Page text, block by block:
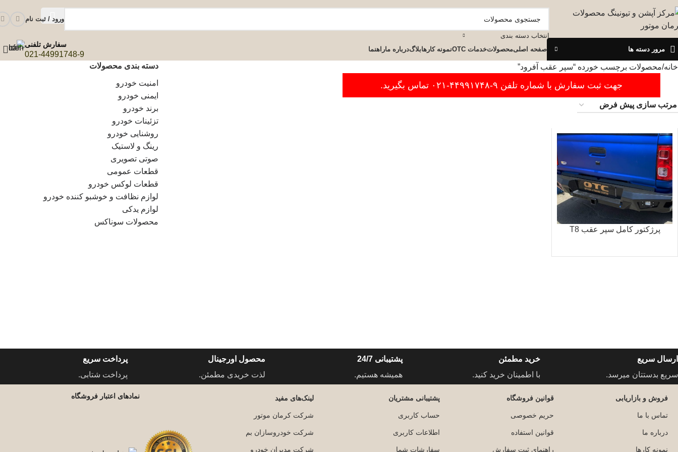
انتخاب دسته بندی
ورود / ثبت نام
مرور دسته ها صفحه اصلیمحصولاتخدمات OTC نمونه کارهابلاگدرباره ماراهنما
سفارش تلفنی
021-44991748-9
خانه محصولات برچسب خورده “سپر عقب آفرود”
جهت ثبت سفارش با شماره تلفن ۹-۴۴۹۹۱۷۴۸-۰۲۱ تماس بگیرید.
پرژکتور کامل سپر عقب T8
دسته بندی محصولات
امنیت خودرو
ایمنی خودرو
برند خودرو
تزئینات خودرو
روشنایی خودرو
رینگ و لاستیک
صوتی تصویری
قطعات عمومی
قطعات لوکس خودرو
لوازم نظافت و خوشبو کننده خودرو
لوازم یدکی
محصولات سوناکس
ارسال سریع
سریع بدستتان میرسد.
خرید مطمئن
با اطمینان خرید کنید.
پشتیبانی 24/7
همیشه هستیم.
محصول اورجینال
لذت خریدی مطمئن.
پرداخت سریع
پرداخت شتابی.
فروش و بازاریابی
تماس با ما
درباره ما
نمونه کارها
قوانین فروشگاه
حریم خصوصی
قوانین استفاده
راهنمای ثبت سفارش
پشتیبانی مشتریان
حساب کاربری
اطلاعات کاربری
سفارشات شما
لینک‌های مفید
شرکت کرمان موتور
شرکت خودروسازان بم
شرکت مدیران خودرو
نمادهای اعتبار فروشگاه